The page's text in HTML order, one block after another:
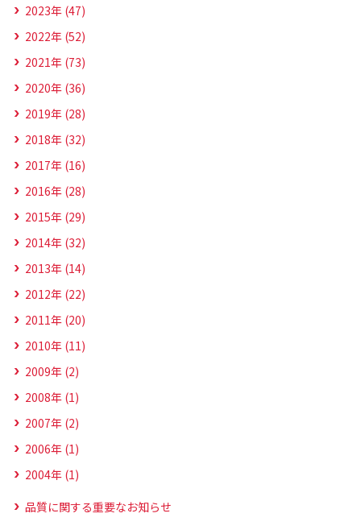
2023年 (47)
2022年 (52)
2021年 (73)
2020年 (36)
2019年 (28)
2018年 (32)
2017年 (16)
2016年 (28)
2015年 (29)
2014年 (32)
2013年 (14)
2012年 (22)
2011年 (20)
2010年 (11)
2009年 (2)
2008年 (1)
2007年 (2)
2006年 (1)
2004年 (1)
品質に関する重要なお知らせ